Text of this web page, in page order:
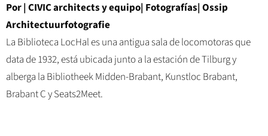
Por | CIVIC architects y equipo| Fotografías| Ossip
Architectuurfotografie
La Biblioteca LocHal es una antigua sala de locomotoras que
data de 1932, está ubicada junto a la estación de Tilburg y
alberga la Bibliotheek Midden-Brabant, Kunstloc Brabant,
Brabant C y Seats2Meet.